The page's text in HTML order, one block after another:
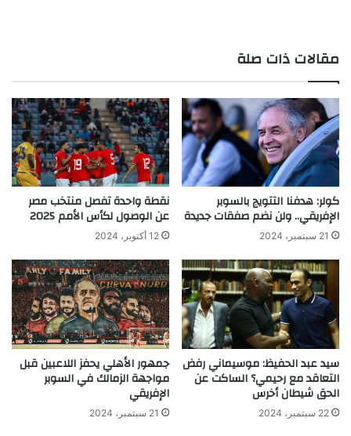
مقالات ذات صلة
كولر: هدفنا التتويج بالسوبر
الإفريقي.. ولن نضم صفقات جديدة
21 سبتمبر، 2024
نقطة واحدة تفصل منتخب مصر
عن الوصول لكأس الأمم 2025
12 أكتوبر، 2024
سيد عبد الحفيظ: موسيماني رفض
التعاقد مع رحيمي؟ الساكت عن
الحق شيطان أخرس
22 سبتمبر، 2024
جمهور الأهلي يحفز اللاعبين قبل
مواجهة الزمالك في السوبر
الإفريقي
21 سبتمبر، 2024